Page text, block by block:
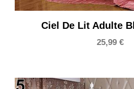
Ciel De Lit Adulte
25,99 €